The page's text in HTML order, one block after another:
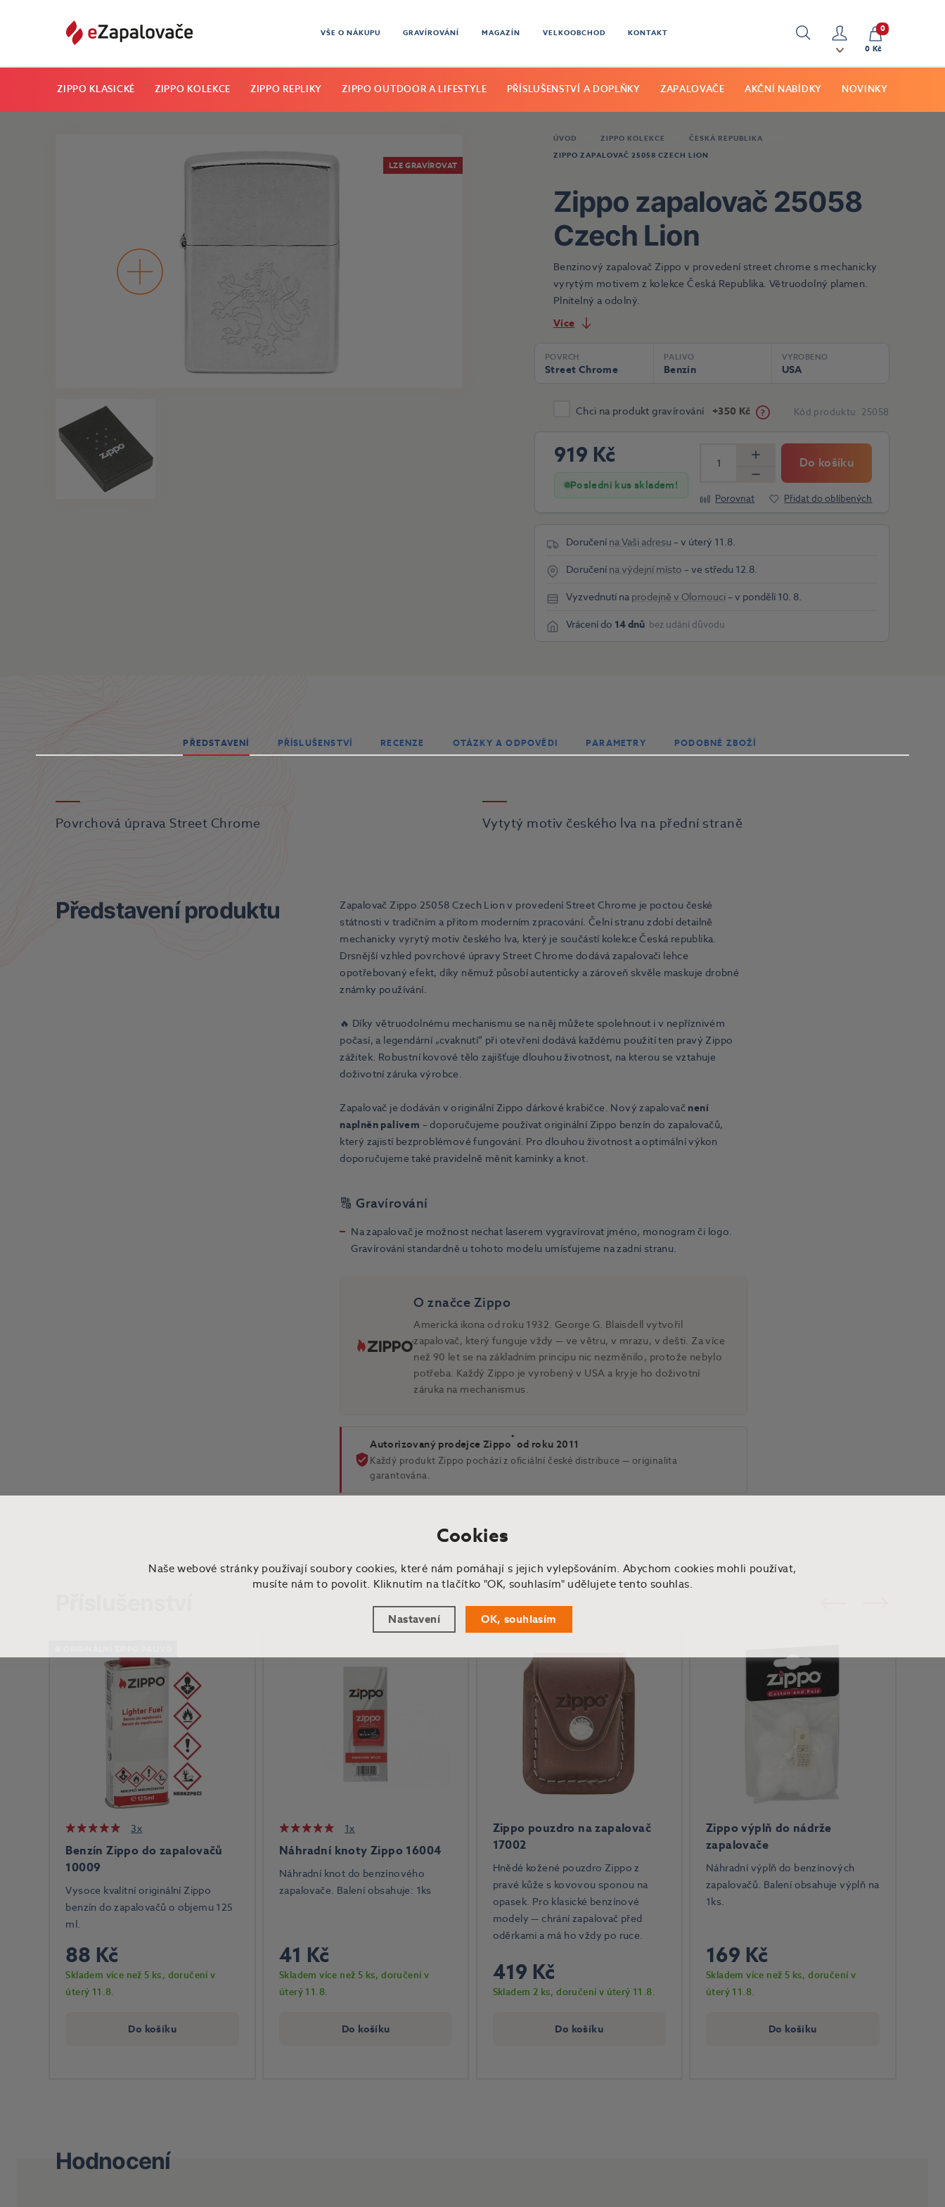
VŠE O NÁKUPU GRAVÍROVÁNÍ MAGAZÍN VELKOOBCHOD KONTAKT
Hledat
Můj
0
0 Kč
ZIPPO KLASICKÉ ZIPPO KOLEKCE ZIPPO REPLIKY ZIPPO OUTDOOR A LIFESTYLE PŘÍSLUŠENSTVÍ A DOPLŇKY ZAPALOVAČE AKČNÍ NABÍDKY NOVINKY
LZE GRAVÍROVAT
ÚVOD ZIPPO KOLEKCE
ČESKÁ REPUBLIKA
ZIPPO ZAPALOVAČ 25058 CZECH LION
Zippo zapalovač 25058
Czech Lion
Benzinový zapalovač Zippo v provedení street chrome s mechanicky
vyrytým motivem z kolekce Česká Republika. Větruodolný plamen.
Plnitelný a odolný.
Více
POVRCH
Street Chrome
PALIVO
Benzín
VYROBENO
USA
Chci na produkt gravírování +350 Kč Kód produktu: 25058
919 Kč
Poslední kus skladem!
Více
Do košíku
Porovnat Přidat do oblíbených
Doručení na Vaši adresu – v úterý 11.8.
Doručení na výdejní místo – ve středu 12.8.
Vyzvednutí na prodejně v Olomouci– v pondělí 10. 8.
Vrácení do 14 dnů bez udání důvodu
PŘEDSTAVENÍ PŘÍSLUŠENSTVÍ RECENZE OTÁZKY A ODPOVĚDI PARAMETRY PODOBNÉ ZBOŽÍ
Povrchová úprava Street Chrome Vytytý motiv českého lva na přední straně
Představení produktu
Zapalovač Zippo 25058 Czech Lion v provedení Street Chrome je poctou české
státnosti v tradičním a přitom moderním zpracování. Čelní stranu zdobí detailně
mechanicky vyrytý motiv českého lva, který je součástí kolekce Česká republika.
Drsnější vzhled povrchové úpravy Street Chrome dodává zapalovači lehce
opotřebovaný efekt, díky němuž působí autenticky a zároveň skvěle maskuje drobné
známky používání.
🔥 Díky větruodolnému mechanismu se na něj můžete spolehnout i v nepříznivém
počasí, a legendární „cvaknutí“ při otevření dodává každému použití ten pravý Zippo
zážitek. Robustní kovové tělo zajišťuje dlouhou životnost, na kterou se vztahuje
doživotní záruka výrobce.
Zapalovač je dodáván v originální Zippo dárkové krabičce. Nový zapalovač není
naplněn palivem – doporučujeme používat originální Zippo benzín do zapalovačů,
který zajistí bezproblémové fungování. Pro dlouhou životnost a optimální výkon
doporučujeme také pravidelně měnit kamínky a knot.
🔠 Gravírování
Na zapalovač je možnost nechat laserem vygravírovat jméno, monogram či logo.
Gravírování standardně u tohoto modelu umísťujeme na zadní stranu.
O značce Zippo
Americká ikona od roku 1932. George G. Blaisdell vytvořil
zapalovač, který funguje vždy — ve větru, v mrazu, v dešti. Za více
než 90 let se na základním principu nic nezměnilo, protože nebylo
potřeba. Každý Zippo je vyrobený v USA a kryje ho doživotní
záruka na mechanismus.
Autorizovaný prodejce Zippo
®
od roku 2011
Každý produkt Zippo pochází z oficiální české distribuce — originalita
garantována.
3x
Benzín Zippo do zapalovačů
10009
Vysoce kvalitní originální Zippo
benzín do zapalovačů o objemu 125
ml.
88 Kč
Skladem více než 5 ks, doručení v
úterý 11.8.
Do košíku
1x
Náhradní knoty Zippo 16004
Náhradní knot do benzínového
zapalovače. Balení obsahuje: 1ks
41 Kč
Skladem více než 5 ks, doručení v
úterý 11.8.
Do košíku
Zippo pouzdro na zapalovač
17002
Hnědé kožené pouzdro Zippo z
pravé kůže s kovovou sponou na
opasek. Pro klasické benzínové
modely — chrání zapalovač před
oděrkami a má ho vždy po ruce.
419 Kč
Skladem 2 ks, doručení v úterý 11.8.
Do košíku
Zippo výplň do nádrže
zapalovače
Náhradní výplň do benzínových
zapalovačů. Balení obsahuje výplň na
1ks.
169 Kč
Skladem více než 5 ks, doručení v
úterý 11.8.
Do košíku
Hodnocení
Cookies
Naše webové stránky používají soubory cookies, které nám pomáhají s jejich vylepšováním. Abychom cookies mohli používat,
musíte nám to povolit. Kliknutím na tlačítko "OK, souhlasím" udělujete tento souhlas.
Nastavení OK, souhlasím